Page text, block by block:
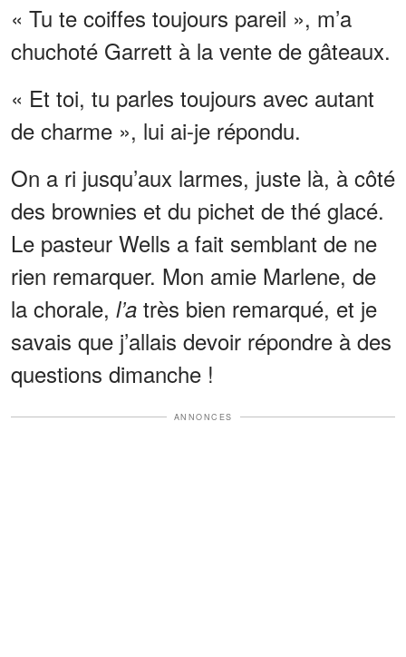
« Tu te coiffes toujours pareil », m’a
chuchoté Garrett à la vente de gâteaux.
« Et toi, tu parles toujours avec autant
de charme », lui ai-je répondu.
On a ri jusqu’aux larmes, juste là, à côté
des brownies et du pichet de thé glacé.
Le pasteur Wells a fait semblant de ne
rien remarquer. Mon amie Marlene, de
la chorale, l’a très bien remarqué, et je
savais que j’allais devoir répondre à des
questions dimanche !
ANNONCES